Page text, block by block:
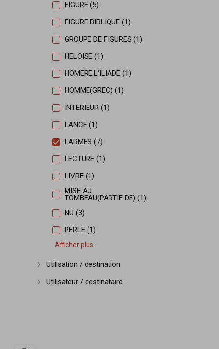
FIGURE (5)
FIGURE BIBLIQUE (1)
GROUPE DE FIGURES (1)
HELOISE (1)
HOMERE:L'ILIADE (1)
HOMME(GREC) (1)
INTERIEUR (1)
LANCE (1)
LARMES (7)
LECTURE (1)
LIVRE (1)
MISE AU
TOMBEAU(PARTIE DE) (1)
NU (3)
PERLE (1)
Afficher plus...
Afficher plus
Utilisation / destination
Afficher plus
Utilisateur / destinataire